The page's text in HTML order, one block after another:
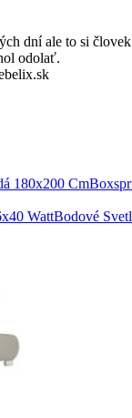
dní ale to si
odolať.
Bodové